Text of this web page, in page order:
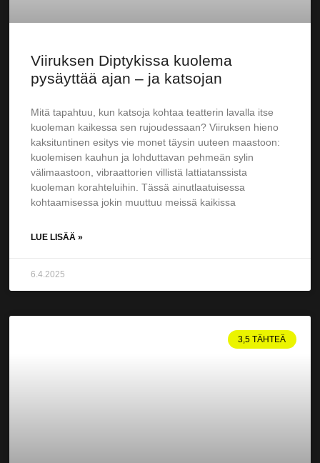
Viiruksen Diptykissa kuolema
pysäyttää ajan – ja katsojan
Mitä tapahtuu, kun katsoja kohtaa teatterin lavalla itse
kuoleman kaikessa sen rujoudessaan? Viiruksen hieno
kaksituntinen esitys vie monet täysin uuteen maastoon:
kuolemisen kauhun ja lohduttavan pehmeän sylin
välimaastoon, vibraattorien villistä lattiatanssista
kuoleman korahteluihin. Tässä ainutlaatuisessa
kohtaamisessa jokin muuttuu meissä kaikissa
LUE LISÄÄ »
6.4.2025
3,5 TÄHTEÄ